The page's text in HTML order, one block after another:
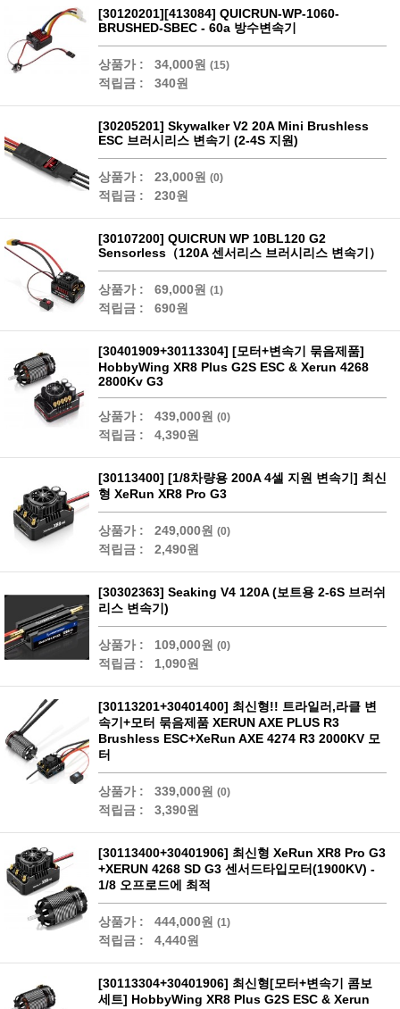
[30120201][413084] QUICRUN-WP-1060-
BRUSHED-SBEC - 60a 방수변속기
상품가 : 34,000원 (15)
적립금 : 340원
[30205201] Skywalker V2 20A Mini Brushless
ESC 브러시리스 변속기 (2-4S 지원)
상품가 : 23,000원 (0)
적립금 : 230원
[30107200] QUICRUN WP 10BL120 G2
Sensorless（120A 센서리스 브러시리스 변속기）
상품가 : 69,000원 (1)
적립금 : 690원
[30401909+30113304] [모터+변속기 묶음제품]
HobbyWing XR8 Plus G2S ESC & Xerun 4268
2800Kv G3
상품가 : 439,000원 (0)
적립금 : 4,390원
[30113400] [1/8차량용 200A 4셀 지원 변속기] 최신
형 XeRun XR8 Pro G3
상품가 : 249,000원 (0)
적립금 : 2,490원
[30302363] Seaking V4 120A (보트용 2-6S 브러쉬
리스 변속기)
상품가 : 109,000원 (0)
적립금 : 1,090원
[30113201+30401400] 최신형!! 트라일러,라클 변
속기+모터 묶음제품 XERUN AXE PLUS R3
Brushless ESC+XeRun AXE 4274 R3 2000KV 모
터
상품가 : 339,000원 (0)
적립금 : 3,390원
[30113400+30401906] 최신형 XeRun XR8 Pro G3
+XERUN 4268 SD G3 센서드타입모터(1900KV) -
1/8 오프로드에 최적
상품가 : 444,000원 (1)
적립금 : 4,440원
[30113304+30401906] 최신형[모터+변속기 콤보
세트] HobbyWing XR8 Plus G2S ESC & Xerun